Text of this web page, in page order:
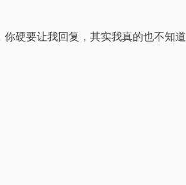
硬要让我回复，其实我真的也不知道